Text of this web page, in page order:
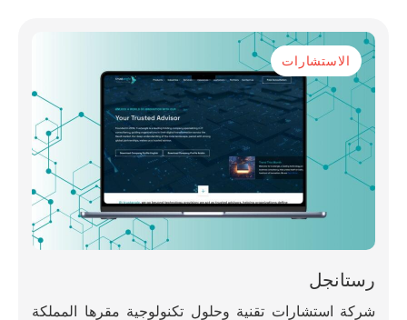
الاستشارات
رستانجل
شركة استشارات تقنية وحلول تكنولوجية مقرها المملكة